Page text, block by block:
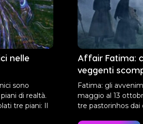
nelle
sono
di realtà.
tre piani: Il
Affair Fatima:
veggenti
Fatima: gli
maggio al 13
tre pastorinhos dai